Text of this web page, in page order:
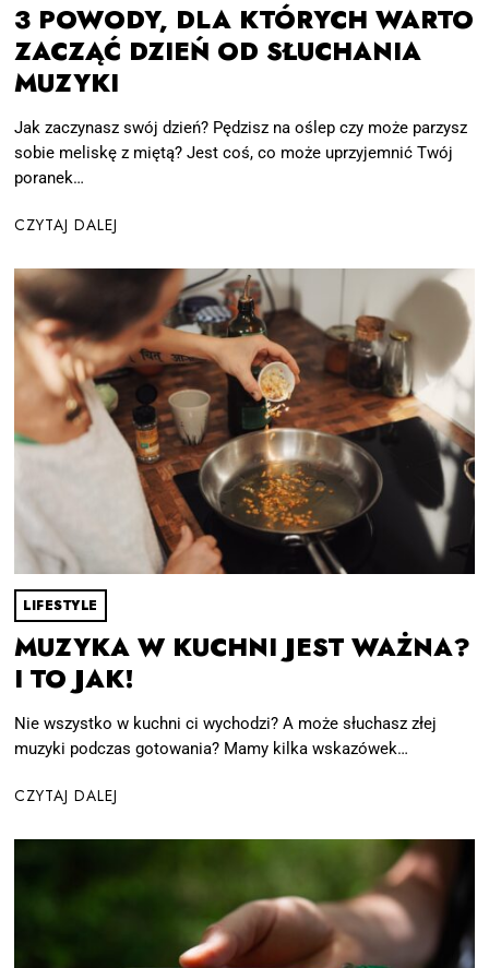
3 POWODY, DLA KTÓRYCH WARTO
ZACZĄĆ DZIEŃ OD SŁUCHANIA
MUZYKI
Jak zaczynasz swój dzień? Pędzisz na oślep czy może parzysz
sobie meliskę z miętą? Jest coś, co może uprzyjemnić Twój
poranek…
CZYTAJ DALEJ
LIFESTYLE
MUZYKA W KUCHNI JEST WAŻNA?
I TO JAK!
Nie wszystko w kuchni ci wychodzi? A może słuchasz złej
muzyki podczas gotowania? Mamy kilka wskazówek…
CZYTAJ DALEJ